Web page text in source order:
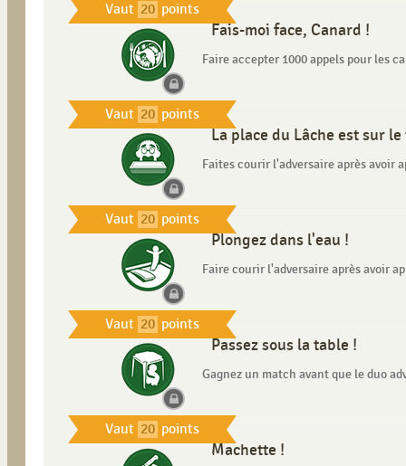
Vaut 20 points
Vaut 20 points
Fais-moi face, Canard !
Faire accepter 1000 appels pour les
Vaut 20 points
La place du Lâche est sur le
Faites courir l'adversaire après avoir
Vaut 20 points
Plongez dans l'eau !
Faire courir l'adversaire après avoir
Vaut 20 points
Passez sous la table !
Gagnez un match avant que le duo
Machette !